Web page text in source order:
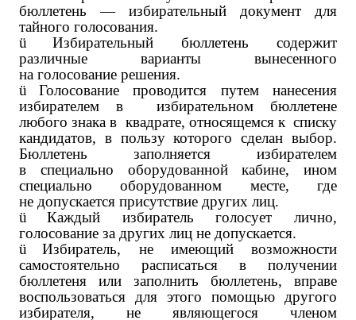
бюллетень — избирательный документ для
тайного голосования.
ü
Избирательный бюллетень содержит
различные варианты вынесенного
на голосование решения.
ü
Голосование проводится путем нанесения
избирателем в избирательном бюллетене
любого знака в квадрате, относящемся к списку
кандидатов, в пользу которого сделан выбор.
Бюллетень заполняется избирателем
в специально оборудованной кабине, ином
специально оборудованном месте, где
не допускается присутствие других лиц.
ü
Каждый избиратель голосует лично,
голосование за других лиц не допускается.
ü
Избиратель, не имеющий возможности
самостоятельно расписаться в получении
бюллетеня или заполнить бюллетень, вправе
воспользоваться для этого помощью другого
избирателя, не являющегося членом